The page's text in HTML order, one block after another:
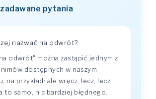
pytania
nazwać na odwrót?
odwrót" można zastąpić jednym z
dostępnych w naszym
na przykład: ale wręcz, lecz, lecz
to samo, nic bardziej błędnego.